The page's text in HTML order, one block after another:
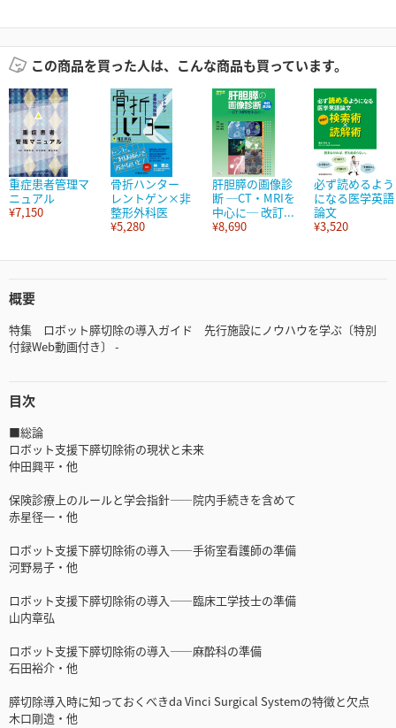
この商品を買った人は、こんな商品も買っています。
重症患者管理マ
ニュアル
¥7,150
骨折ハンター
レントゲン×非
整形外科医
¥5,280
肝胆膵の画像診
断 ─CT・MRIを
中心に─ 改訂...
¥8,690
必ず読めるよう
になる医学英語
論文
¥3,520
概要
特集 ロボット膵切除の導入ガイド 先行施設にノウハウを学ぶ〔特別
付録Web動画付き〕 -
目次
■総論
ロボット支援下膵切除術の現状と未来
仲田興平・他
保険診療上のルールと学会指針――院内手続きを含めて
赤星径一・他
ロボット支援下膵切除術の導入――手術室看護師の準備
河野易子・他
ロボット支援下膵切除術の導入――臨床工学技士の準備
山内章弘
ロボット支援下膵切除術の導入――麻酔科の準備
石田裕介・他
膵切除導入時に知っておくべきda Vinci Surgical Systemの特徴と欠点
木口剛造・他